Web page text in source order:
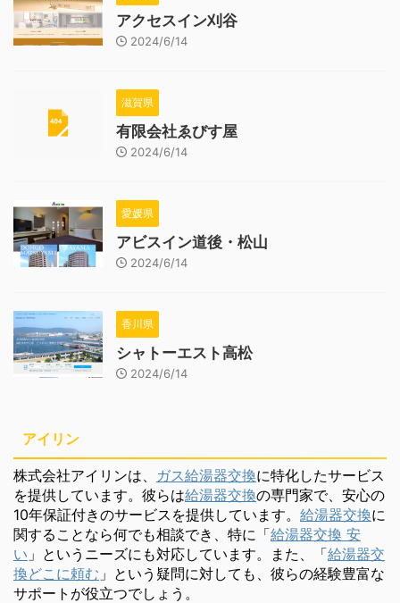
アクセスイン刈谷
2024/6/14
滋賀県
有限会社ゑびす屋
2024/6/14
愛媛県
アビスイン道後・松山
2024/6/14
香川県
シャトーエスト高松
2024/6/14
アイリン
株式会社アイリンは、 ガス給湯器交換に特化したサービス
を提供しています。彼らは給湯器交換の専門家で、安心の
10年保証付きのサービスを提供しています。 給湯器交換に
関することなら何でも相談でき、特に「給湯器交換 安
い 」というニーズにも対応しています。また、「給湯器交
換どこに頼む 」という疑問に対しても、彼らの経験豊富な
サポートが役立つでしょう。